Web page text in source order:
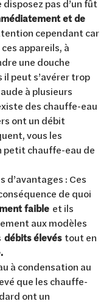
pas d’un fût
et de
cependant car
appareils, à
une douche
peut s’avérer trop
à plusieurs
des chauffe-eau
ont un débit
vous les
petit chauffe-eau de
d’avantages : Ces
de quoi
faible et ils
aux modèles
débits élevéstout en
à condensation au
que les chauffe-
ont un